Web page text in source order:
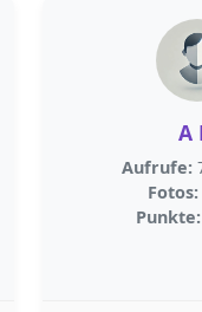
A
Aufrufe:
Fotos:
Punkte: